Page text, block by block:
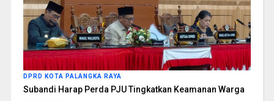
DPRD KOTA PALANGKA RAYA
Subandi Harap Perda PJU Tingkatkan Keamanan Warga